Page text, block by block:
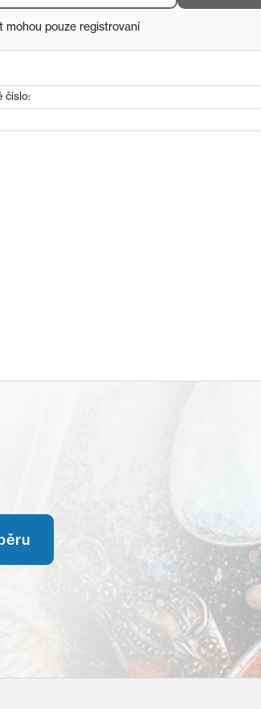
mohou pouze registrovaní
číslo: